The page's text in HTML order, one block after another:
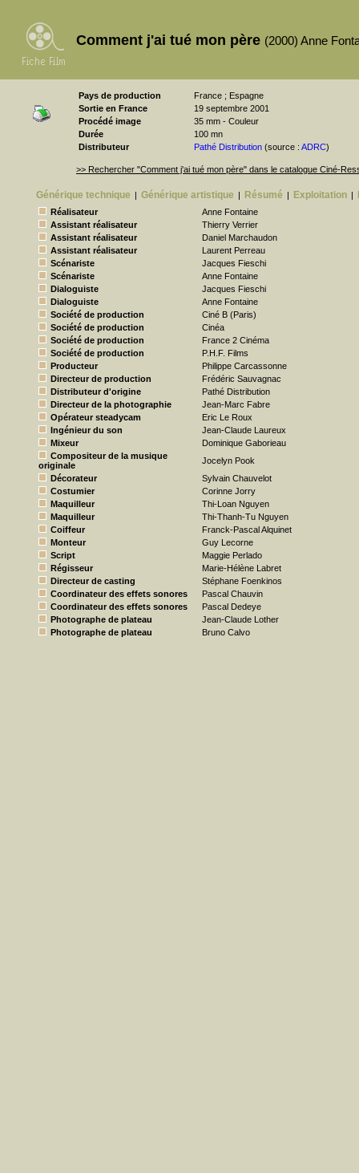
Comment j'ai tué mon père (2000) Anne
Pays de production
France ; Espagne
Sortie en France
19 septembre 2001
Procédé image
35 mm - Couleur
Durée
100 mn
Distributeur
Pathé Distribution (source : ADRC)
>> Rechercher "Comment j'ai tué mon père" dans le catalogue Ciné-
Générique technique | Générique artistique | Résumé | Exploitation |
Réalisateur
Anne Fontaine
Assistant réalisateur
Thierry Verrier
Assistant réalisateur
Daniel Marchaudon
Assistant réalisateur
Laurent Perreau
Scénariste
Jacques Fieschi
Scénariste
Anne Fontaine
Dialoguiste
Jacques Fieschi
Dialoguiste
Anne Fontaine
Société de production
Ciné B (Paris)
Société de production
Cinéa
Société de production
France 2 Cinéma
Société de production
P.H.F. Films
Producteur
Philippe Carcassonne
Directeur de production
Frédéric Sauvagnac
Distributeur d'origine
Pathé Distribution
Directeur de la photographie
Jean-Marc Fabre
Opérateur steadycam
Eric Le Roux
Ingénieur du son
Jean-Claude Laureux
Mixeur
Dominique Gaborieau
Compositeur de la musique
originale
Jocelyn Pook
Décorateur
Sylvain Chauvelot
Costumier
Corinne Jorry
Maquilleur
Thi-Loan Nguyen
Maquilleur
Thi-Thanh-Tu Nguyen
Coiffeur
Franck-Pascal Alquinet
Monteur
Guy Lecorne
Script
Maggie Perlado
Régisseur
Marie-Hélène Labret
Directeur de casting
Stéphane Foenkinos
Coordinateur des effets sonores
Pascal Chauvin
Coordinateur des effets sonores
Pascal Dedeye
Photographe de plateau
Jean-Claude Lother
Photographe de plateau
Bruno Calvo